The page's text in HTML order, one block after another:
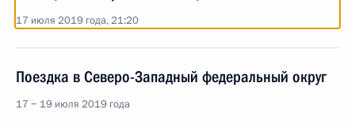
17 июля 2019 года, 21:20
Поездка в Северо-Западный федеральный округ
17 − 19 июля 2019 года